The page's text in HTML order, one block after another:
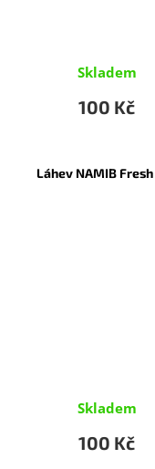
Skladem
100 Kč
Skladem
100 Kč